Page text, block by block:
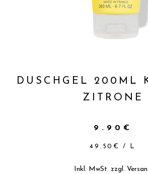
DUSCHGEL 200ML
ZITRONE
9.90€
49.50€ / L
Inkl. MwSt. zzgl.